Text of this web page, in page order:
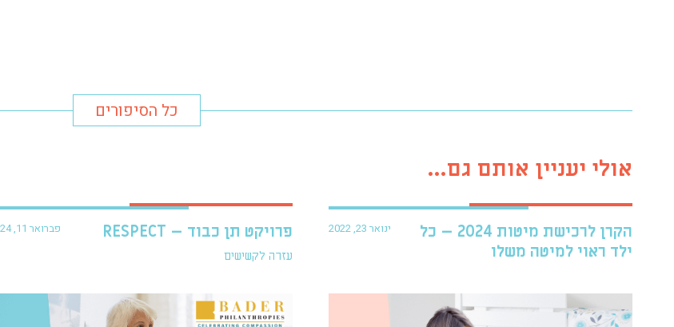
כל הסיפורים
אולי יעניין אותם גם...
ינואר 23, 2022
הקרן לרכישת מיטות 2024 – כל
ילד ראוי למיטה משלו
פברואר 11, 2024 פרויקט תן כבוד – RESPECT
עזרה לקשישים